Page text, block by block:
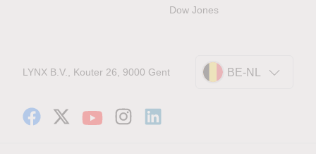
Dow Jones
LYNX B.V., Kouter 26, 9000 Gent BE-NL